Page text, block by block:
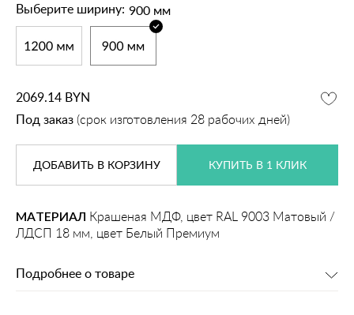
Выберите ширину: 900 мм
2069.14 BYN
Под заказ (срок изготовления 28 рабочих дней)
ДОБАВИТЬ В КОРЗИНУ КУПИТЬ В 1 КЛИК
МАТЕРИАЛ Крашеная МДФ, цвет RAL 9003 Матовый /
ЛДСП 18 мм, цвет Белый Премиум
Подробнее о товаре